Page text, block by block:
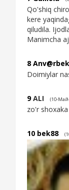
Qo'shiq
kere
qiludila.
Manimcha
8 Anv@rbek
Doimiylar
9 ALI (10-
zo'r
10 bek88